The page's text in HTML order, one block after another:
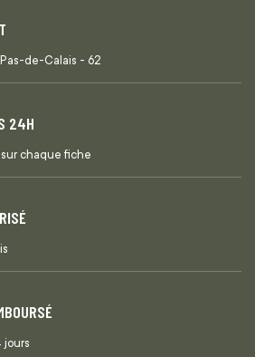
de-Calais - 62
24H
chaque fiche
jours